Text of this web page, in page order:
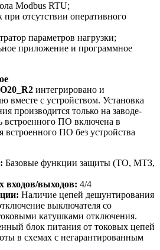
Modbus RTU;
при отсутствии оперативного
параметров нагрузки;
приложение и программное
интегрировано и
вместе с устройством. Установка
производится только на заводе-
встроенного ПО включена в
встроенного ПО без устройства
Базовые функции защиты (ТО, МТЗ,
входов/выходов: 4/4
Наличие цепей дешунтирования
выключателя со
катушками отключения.
блок питания от токовых цепей
в схемах с негарантированным